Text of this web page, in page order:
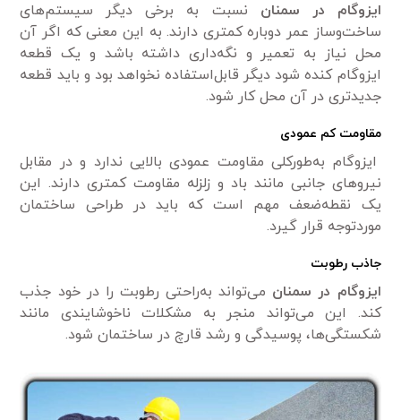
ایزوگام در سمنان نسبت به برخی دیگر سیستم‌های
ساخت‌وساز عمر دوباره کمتری دارند. به این معنی که اگر آن
محل نیاز به تعمیر و نگه‌داری داشته باشد و یک قطعه
ایزوگام کنده شود دیگر قابل‌استفاده نخواهد بود و باید قطعه
جدیدتری در آن محل کار شود.
مقاومت کم عمودی
ایزوگام به‌طورکلی مقاومت عمودی بالایی ندارد و در مقابل
نیروهای جانبی مانند باد و زلزله مقاومت کمتری دارند. این
یک نقطه‌ضعف مهم است که باید در طراحی ساختمان
موردتوجه قرار گیرد.
جاذب رطوبت
ایزوگام در سمنان می‌تواند به‌راحتی رطوبت را در خود جذب
کند. این می‌تواند منجر به مشکلات ناخوشایندی مانند
شکستگی‌ها، پوسیدگی و رشد قارچ در ساختمان شود.